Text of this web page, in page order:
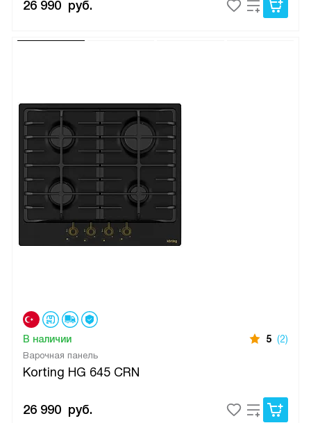
26 990 руб.
Варочная панель
Korting HG 645 CRN
В наличии 5 (2)
26 990 руб.